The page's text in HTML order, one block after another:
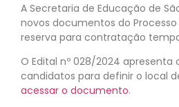
A Secretaria de Educação de
novos documentos do
reserva para contratação
O Edital nº 028/2024
candidatos para definir o local
acessar o documento.